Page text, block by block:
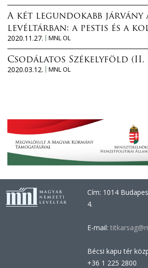
A két legundokabb járvány
levéltárban: a pestis és a
2020.11.27.
MNL OL
Csodálatos Székelyföld (II.
2020.03.12.
MNL OL
Cím: 1014
4.
E-mail:
Bécsi kapu tér
+36 1 225 2800